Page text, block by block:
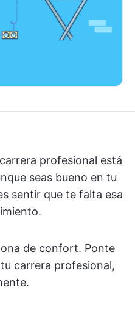
profesional está
seas bueno en tu
sentir que te falta esa
de confort. Ponte
carrera profesional,